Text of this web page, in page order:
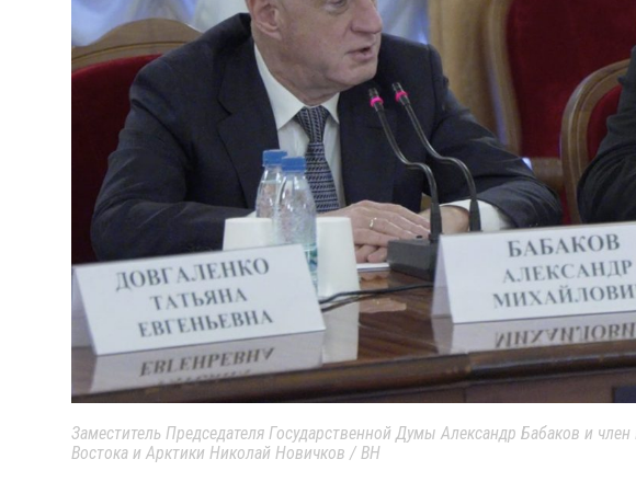
Заместитель Председателя Государственной Думы Александр Бабаков и
Востока и Арктики Николай Новичков / ВН